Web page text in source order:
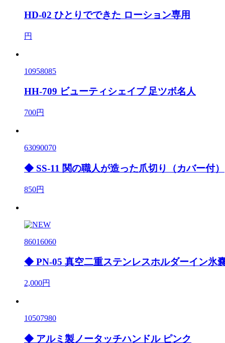
HD-02 ひとりでできた ローション専用
円
10958085
HH-709 ビューティシェイプ 足ツボ名人
700円
63090070
◆ SS-11 関の職人が造った爪切り（カバー付）
850円
86016060
◆ PN-05 真空二重ステンレスホルダーイン氷
2,000円
10507980
◆ アルミ製ノータッチハンドル ピンク